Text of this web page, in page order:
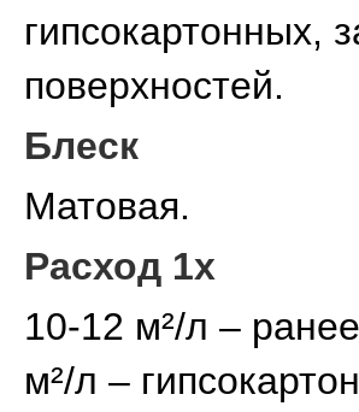
гипсокартонных,
поверхностей.
Блеск
Матовая.
Расход 1x
10-12 м²/л –
м²/л –